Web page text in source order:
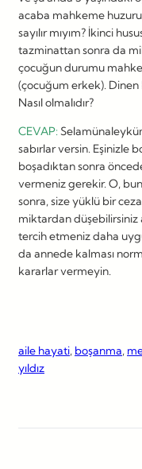
acaba mahkeme
sayılır mıyım? İkinci
tazminattan sonra da
çocuğun durumu
(çocuğum erkek). Dinen
Nasıl olmalıdır?
CEVAP:
sabırlar versin. Eşinizle
boşadıktan sonra
vermeniz gerekir. O,
sonra, size yüklü bir
miktardan düşebilirsiniz
tercih etmeniz daha
da annede kalması
kararlar vermeyin.
aile hayati, boşanma,
yıldız